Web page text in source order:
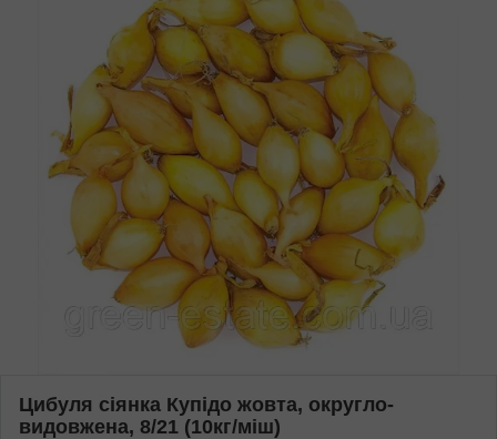
Цибуля сіянка Купідо жовта, округло-
видовжена, 8/21 (10кг/міш)